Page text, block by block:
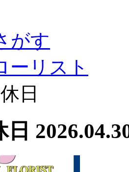
がす
ーリスト
日
日